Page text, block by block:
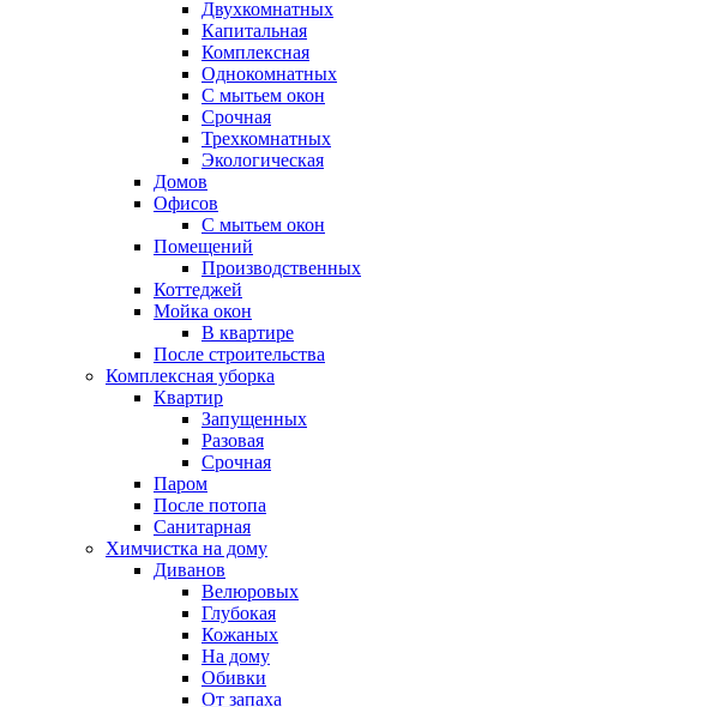
Двухкомнатных
Капитальная
Комплексная
Однокомнатных
С мытьем окон
Срочная
Трехкомнатных
Экологическая
Домов
Офисов
С мытьем окон
Помещений
Производственных
Коттеджей
Мойка окон
В квартире
После строительства
Комплексная уборка
Квартир
Запущенных
Разовая
Срочная
Паром
После потопа
Санитарная
Химчистка на дому
Диванов
Велюровых
Глубокая
Кожаных
На дому
Обивки
От запаха